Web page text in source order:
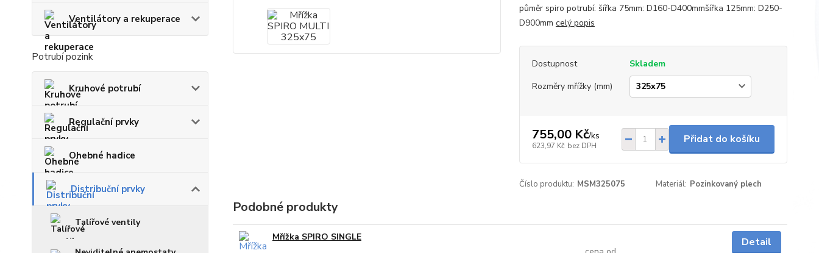
Ventilátory a rekuperace
Potrubí pozink
Kruhové potrubí
Regulační prvky
Ohebné hadice
Distribuční prvky
Talířové ventily
půměr spiro potrubí: šířka 75mm: D160-D400mmšířka 125mm: D250-
D900mm celý popis
Dostupnost
Skladem
Rozměry mřížky (mm)
755,00 Kč/ks
623,97 Kč bez DPH
Přidat do košíku
Číslo produktu: MSM325075 Materiál: Pozinkovaný plech
Podobné produkty
Mřížka SPIRO SINGLE
Detail